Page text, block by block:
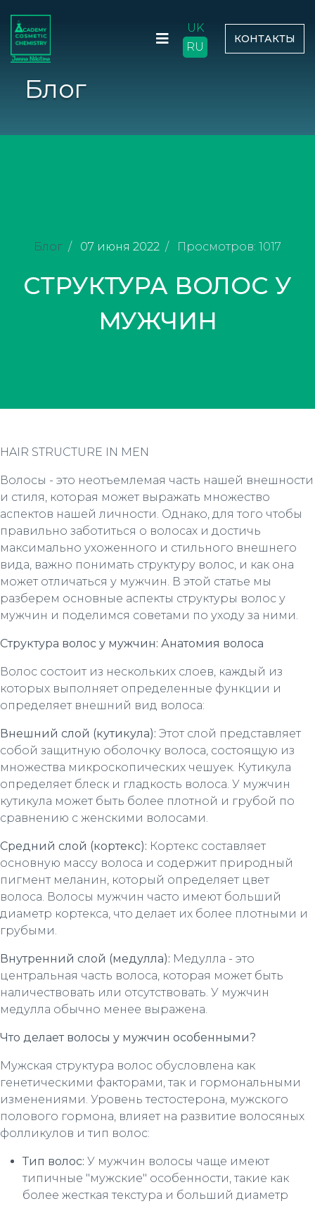
КОНТАКТЫ
UK
RU
Блог
Блог 07 июня 2022 Просмотров: 1017
СТРУКТУРА ВОЛОС У
МУЖЧИН
HAIR STRUCTURE IN MEN
Волосы - это неотъемлемая часть нашей внешности
и стиля, которая может выражать множество
аспектов нашей личности. Однако, для того чтобы
правильно заботиться о волосах и достичь
максимально ухоженного и стильного внешнего
вида, важно понимать структуру волос, и как она
может отличаться у мужчин. В этой статье мы
разберем основные аспекты структуры волос у
мужчин и поделимся советами по уходу за ними.
Структура волос у мужчин: Анатомия волоса
Волос состоит из нескольких слоев, каждый из
которых выполняет определенные функции и
определяет внешний вид волоса:
Внешний слой (кутикула): Этот слой представляет
собой защитную оболочку волоса, состоящую из
множества микроскопических чешуек. Кутикула
определяет блеск и гладкость волоса. У мужчин
кутикула может быть более плотной и грубой по
сравнению с женскими волосами.
Средний слой (кортекс): Кортекс составляет
основную массу волоса и содержит природный
пигмент меланин, который определяет цвет
волоса. Волосы мужчин часто имеют больший
диаметр кортекса, что делает их более плотными и
грубыми.
Внутренний слой (медулла): Медулла - это
центральная часть волоса, которая может быть
наличествовать или отсутствовать. У мужчин
медулла обычно менее выражена.
Что делает волосы у мужчин особенными?
Мужская структура волос обусловлена как
генетическими факторами, так и гормональными
изменениями. Уровень тестостерона, мужского
полового гормона, влияет на развитие волосяных
фолликулов и тип волос:
Тип волос: У мужчин волосы чаще имеют
типичные "мужские" особенности, такие как
более жесткая текстура и больший диаметр